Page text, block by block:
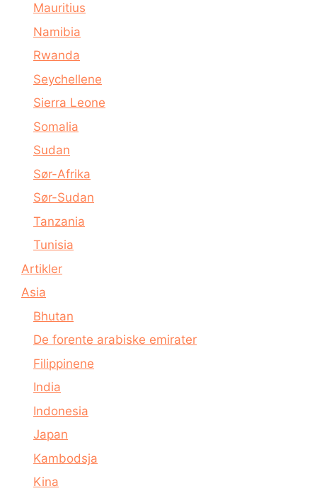
Mauritius
Namibia
Rwanda
Seychellene
Sierra Leone
Somalia
Sudan
Sør-Afrika
Sør-Sudan
Tanzania
Tunisia
Artikler
Asia
Bhutan
De forente arabiske emirater
Filippinene
India
Indonesia
Japan
Kambodsja
Kina